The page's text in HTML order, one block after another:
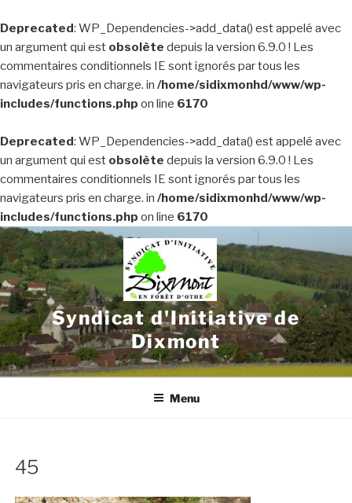
Deprecated: WP_Dependencies->add_data() est appelé avec
un argument qui est obsolète depuis la version 6.9.0 ! Les
commentaires conditionnels IE sont ignorés par tous les
navigateurs pris en charge. in /home/sidixmonhd/www/wp-
includes/functions.php on line 6170
Deprecated: WP_Dependencies->add_data() est appelé avec
un argument qui est obsolète depuis la version 6.9.0 ! Les
commentaires conditionnels IE sont ignorés par tous les
navigateurs pris en charge. in /home/sidixmonhd/www/wp-
includes/functions.php on line 6170
Aller
au
contenu
principal
Syndicat d'Initiative de
Dixmont
Menu
45